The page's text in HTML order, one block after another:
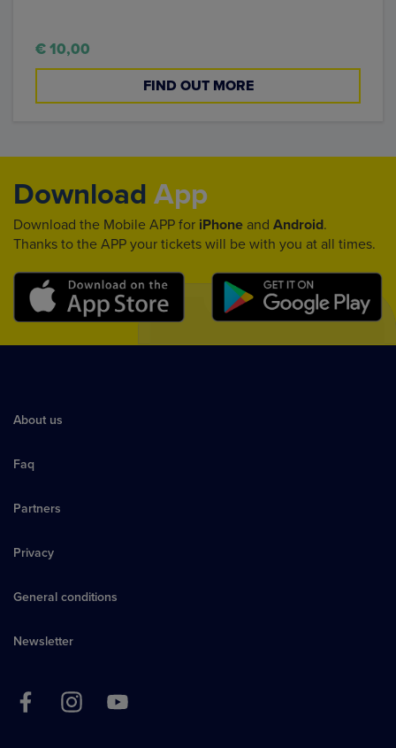
€ 10,00
FIND OUT MORE
Download App
Download the Mobile APP for iPhone and Android.
Thanks to the APP your tickets will be with you at all times.
About us
Faq
Partners
Privacy
General conditions
Newsletter